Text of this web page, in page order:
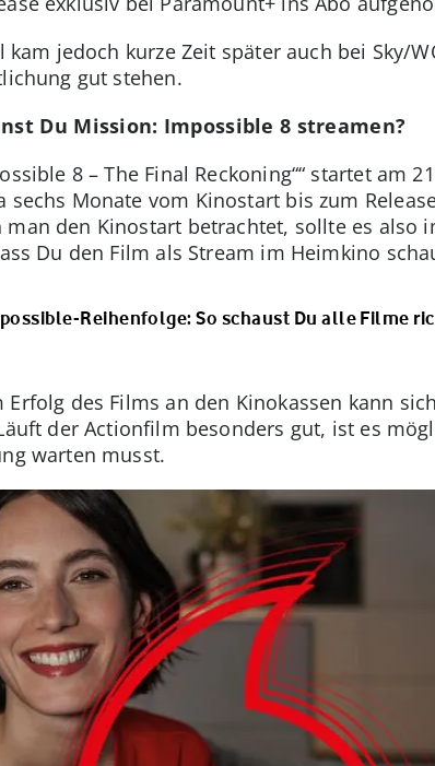
kam jedoch kurze Zeit später auch bei Sky/
gut stehen.
Du Mission: Impossible 8 streamen?
8 – The Final Reckoning““ startet am
sechs Monate vom Kinostart bis zum
man den Kinostart betrachtet, sollte es also
Du den Film als Stream im Heimkino
Reihenfolge: So schaust Du alle Filme
Erfolg des Films an den Kinokassen kann
der Actionfilm besonders gut, ist es
warten musst.